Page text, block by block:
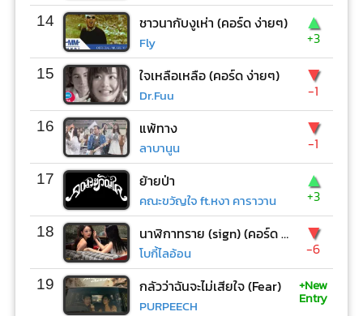
14 ชาวนากับงูเห่า (คอร์ด ง่ายๆ)
Fly
▲
+3
15 ใจเหลือเหลือ (คอร์ด ง่ายๆ)
Dr.Fuu
▼
-1
16 แพ้ทาง
ลาบานูน
▼
-1
17 ย้ายป่า
คณะขวัญใจ ft.หงา คาราวาน
▲
+3
18 นาฬิกาทราย (sign) (คอร์ด ง่ายๆ)
โบกี้ไลอ้อน
▼
-6
19 กลัวว่าฉันจะไม่เสียใจ (Fear)
PURPEECH
+New
Entry